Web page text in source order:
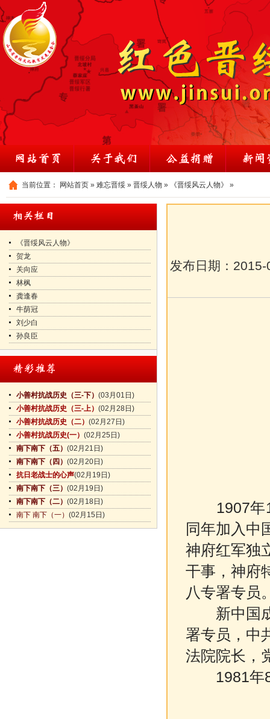
当前位置： 网站首页 » 难忘晋绥 » 晋绥人物 » 《晋绥风云人物》 »
《晋绥风云人物》
贺龙
关向应
林枫
龚逢春
牛荫冠
刘少白
孙良臣
小善村抗战历史（三-下） (03月01日)
小善村抗战历史（三-上） (02月28日)
小善村抗战历史（二） (02月27日)
小善村抗战历史(一） (02月25日)
南下南下（五） (02月21日)
南下南下（四） (02月20日)
抗日老战士的心声(02月19日)
南下南下（三） (02月19日)
南下南下（二） (02月18日)
南下 南下（一） (02月15日)
发布日期： 2015-
1907
同年加入中
神府红军独
干事，神府
八专署专员
新中国成
署专员，中
法院院长，
1981年8